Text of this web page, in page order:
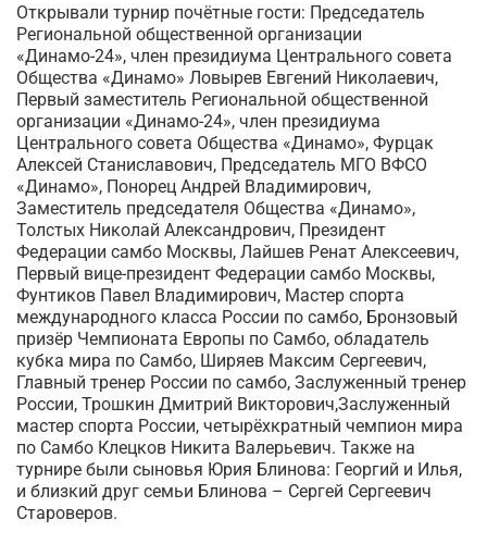
Открывали турнир почётные гости: Председатель
Региональной общественной организации
«Динамо-24», член президиума Центрального совета
Общества «Динамо» Ловырев Евгений Николаевич,
Первый заместитель Региональной общественной
организации «Динамо-24», член президиума
Центрального совета Общества «Динамо», Фурцак
Алексей Станиславович, Председатель МГО ВФСО
«Динамо», Понорец Андрей Владимирович,
Заместитель председателя Общества «Динамо»,
Толстых Николай Александрович, Президент
Федерации самбо Москвы, Лайшев Ренат Алексеевич,
Первый вице-президент Федерации самбо Москвы,
Фунтиков Павел Владимирович, Мастер спорта
международного класса России по самбо, Бронзовый
призёр Чемпионата Европы по Самбо, обладатель
кубка мира по Самбо, Ширяев Максим Сергеевич,
Главный тренер России по самбо, Заслуженный тренер
России, Трошкин Дмитрий Викторович,Заслуженный
мастер спорта России, четырёхкратный чемпион мира
по Самбо Клецков Никита Валерьевич. Также на
турнире были сыновья Юрия Блинова: Георгий и Илья,
и близкий друг семьи Блинова – Сергей Сергеевич
Староверов.